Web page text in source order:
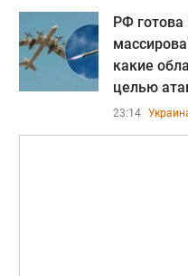
РФ готова
какие
целью
23:14